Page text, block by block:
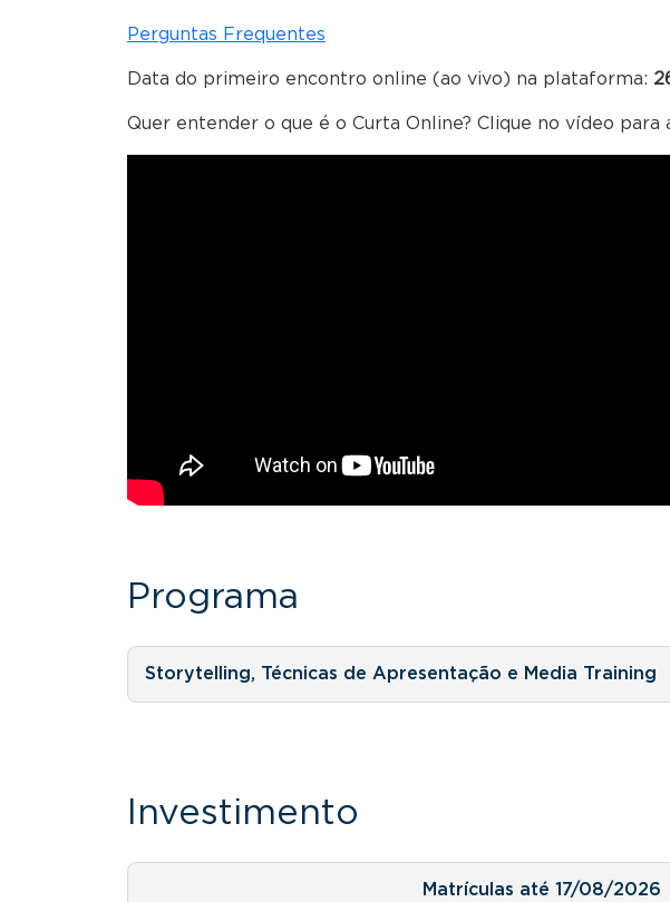
Perguntas Frequentes
Data do primeiro encontro online (ao vivo) na plataforma:
Quer entender o que é o Curta Online? Clique no vídeo para
Programa
Storytelling, Técnicas de Apresentação e Media Training
Investimento
Matrículas até 17/08/2026